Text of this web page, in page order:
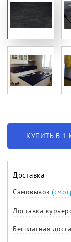
КУПИТЬ В 1
Доставка
Самовывоз
Доставка
Бесплатная